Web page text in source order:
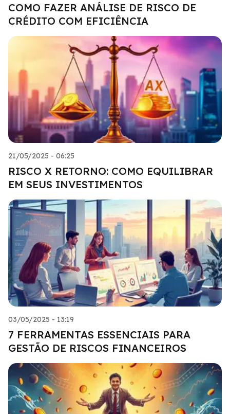
COMO FAZER ANÁLISE DE RISCO DE
CRÉDITO COM EFICIÊNCIA
21/05/2025 - 06:25
RISCO X RETORNO: COMO EQUILIBRAR
EM SEUS INVESTIMENTOS
03/05/2025 - 13:19
7 FERRAMENTAS ESSENCIAIS PARA
GESTÃO DE RISCOS FINANCEIROS